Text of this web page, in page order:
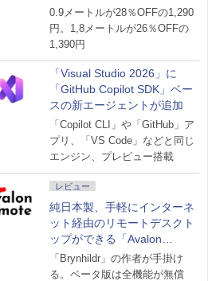
らし応援サマーSale】
0.9メートルが28％OFFの1,290
円。1,8メートルが26％OFFの
1,390円
「Visual Studio 2026」に
「GitHub Copilot SDK」ベー
スの新エージェントが追加
「Copilot CLI」や「GitHub」ア
プリ、「VS Code」などと同じ
エンジン、プレビュー搭載
レビュー
純日本製、手軽にインターネ
ット経由のリモートデスクト
ップができる「Avalon
remote」
「Brynhildr」の作者が手掛け
る。ベータ版は全機能が無償